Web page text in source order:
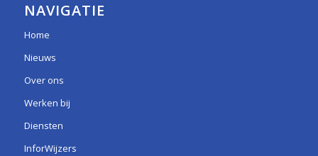
NAVIGATIE
Home
Nieuws
Over ons
Werken bij
Diensten
InforWijzers